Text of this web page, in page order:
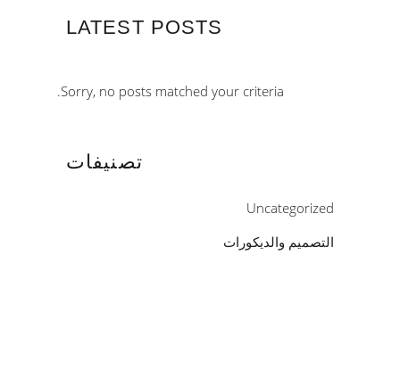
LATEST POSTS
Sorry, no posts matched your criteria.
تصنيفات
Uncategorized
التصميم والديكورات